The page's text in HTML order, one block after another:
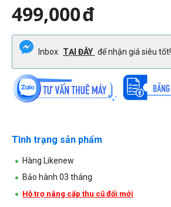
499,000đ
Inbox TẠI ĐÂY để nhận giá siêu tốt!
Tình trạng sản phẩm
Hàng Likenew
Bảo hành 03 tháng
Hỗ trợ nâng cấp thu cũ đổi mới